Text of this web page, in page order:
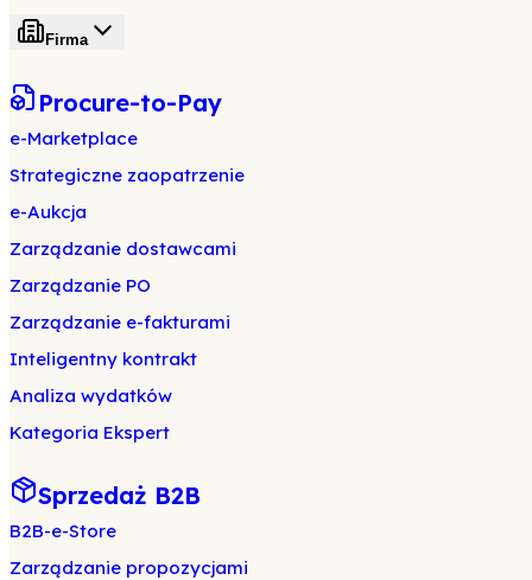
Firma
Procure-to-Pay
e-Marketplace
Strategiczne zaopatrzenie
e-Aukcja
Zarządzanie dostawcami
Zarządzanie PO
Zarządzanie e-fakturami
Inteligentny kontrakt
Analiza wydatków
Kategoria Ekspert
Sprzedaż B2B
B2B-e-Store
Zarządzanie propozycjami